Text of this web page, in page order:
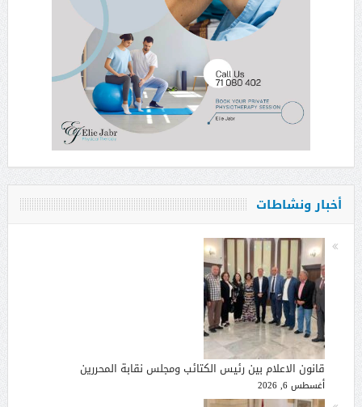
أخبار ونشاطات
قانون الاعلام بين رئيس الكتائب ومجلس نقابة المحررين
أغسطس 6, 2026